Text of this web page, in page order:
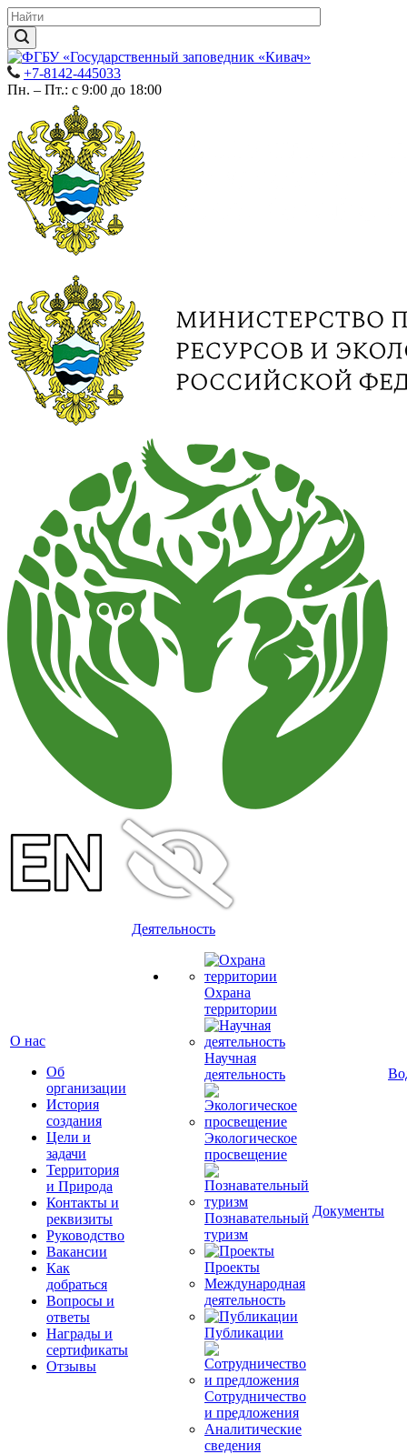
+7-8142-445033
Пн. – Пт.: с 9:00 до 18:00
О нас
Об
организации
История
создания
Цели и
задачи
Территория
и Природа
Контакты и
реквизиты
Руководство
Вакансии
Как
добраться
Вопросы и
ответы
Награды и
сертификаты
Отзывы
Деятельность
Охрана
территории
Научная
деятельность
Экологическое
просвещение
Познавательный
туризм
Проекты
Международная
деятельность
Публикации
Сотрудничество
и предложения
Аналитические
сведения
Документы